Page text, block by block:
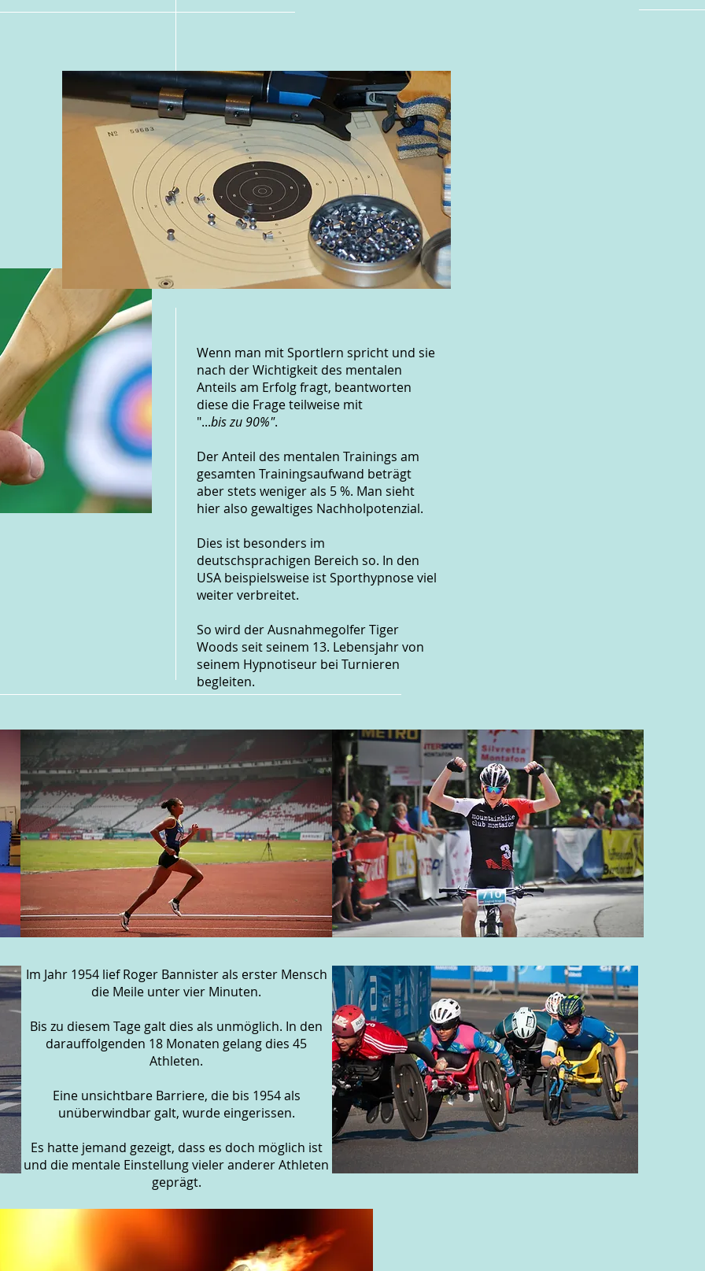
Wenn man mit Sportlern spricht und sie
nach der Wichtigkeit des mentalen
Anteils am Erfolg fragt, beantworten
diese die Frage teilweise mit
"...bis zu 90%".
Der Anteil des mentalen Trainings am
gesamten Trainingsaufwand beträgt
aber stets weniger als 5 %. Man sieht
hier also gewaltiges Nachholpotenzial.
Dies ist besonders im
deutschsprachigen Bereich so. In den
USA beispielsweise ist Sporthypnose viel
weiter verbreitet.
So wird der Ausnahmegolfer Tiger
Woods seit seinem 13. Lebensjahr von
seinem Hypnotiseur bei Turnieren
begleiten.
Im Jahr 1954 lief Roger Bannister als erster Mensch
die Meile unter vier Minuten.
Bis zu diesem Tage galt dies als unmöglich. In den
darauffolgenden 18 Monaten gelang dies 45
Athleten.
Eine unsichtbare Barriere, die bis 1954 als
unüberwindbar galt, wurde eingerissen.
Es hatte jemand gezeigt, dass es doch möglich ist
und die mentale Einstellung vieler anderer Athleten
geprägt.